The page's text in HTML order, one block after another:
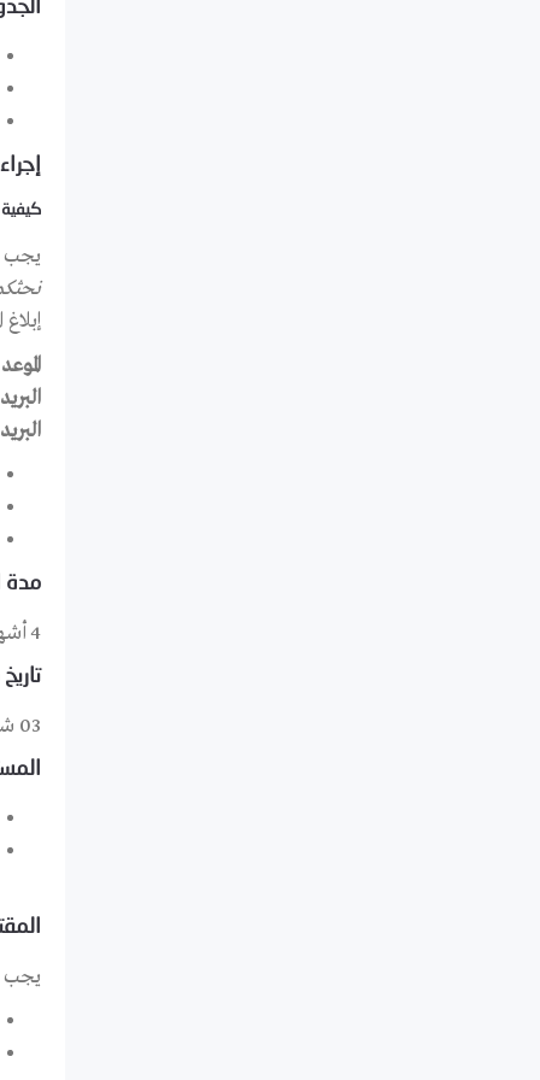
كيفية
يجب
مدة
4 أشهر
03 شباط/فبراير 2025
يجب